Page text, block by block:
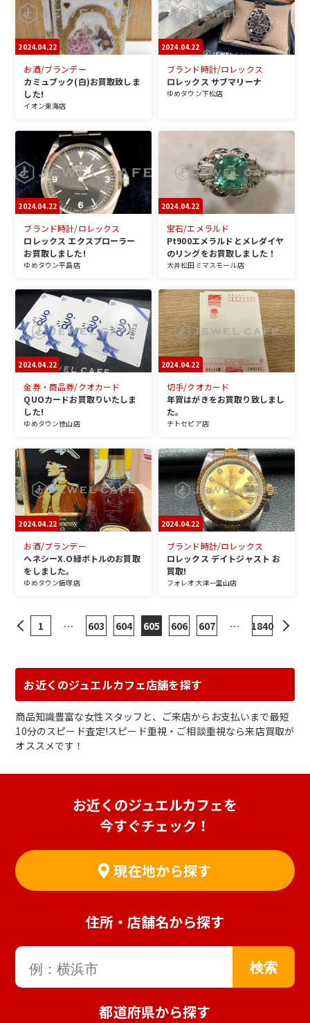
2024.04.22
お酒/ブランデー
カミュブック(白)お買取致しま
した!
イオン東海店
2024.04.22
ブランド時計/ロレックス
ロレックス サブマリーナ
ゆめタウン下松店
2024.04.22
ブランド時計/ロレックス
ロレックス エクスプローラー
お買取しました!
ゆめタウン平島店
2024.04.22
宝石/エメラルド
Pt900エメラルドとメレダイヤ
のリングをお買取しました！
大井松田ミマスモール店
2024.04.22
金券・商品券/クオカード
QUOカードお買取りいたしま
した!
ゆめタウン徳山店
2024.04.22
切手/クオカード
年賀はがきをお買取り致しまし
た。
チトセピア店
2024.04.22
お酒/ブランデー
ヘネシーX.O緑ボトルのお買取
をしました。
ゆめタウン飯塚店
2024.04.22
ブランド時計/ロレックス
ロレックス デイトジャスト お
買取!
フォレオ大津一里山店
1 … 603 604 605 606 607 … 1840
お近くのジュエルカフェ店舗を探す
商品知識豊富な女性スタッフと、ご来店からお支払いまで最短
10分のスピード査定!スピード重視・ご相談重視なら来店買取が
オススメです！
お近くのジュエルカフェを
今すぐチェック！
現在地から探す
住所・店舗名から探す
都道府県から探す